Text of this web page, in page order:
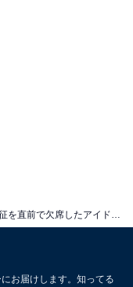
お届けします。知ってる